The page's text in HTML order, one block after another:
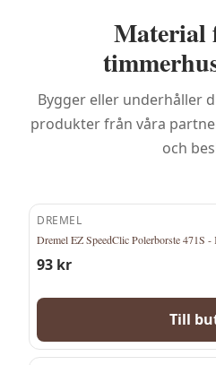
Material
Bygger eller underhåller
produkter från våra
och
DREMEL
Dremel EZ SpeedClic Polerborste 471S
93 kr
Till